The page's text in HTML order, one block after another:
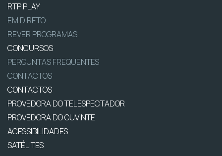
RTP PLAY
EM DIRETO
REVER PROGRAMAS
CONCURSOS
PERGUNTAS FREQUENTES
CONTACTOS
CONTACTOS
PROVEDORA DO TELESPECTADOR
PROVEDORA DO OUVINTE
ACESSIBILIDADES
SATÉLITES